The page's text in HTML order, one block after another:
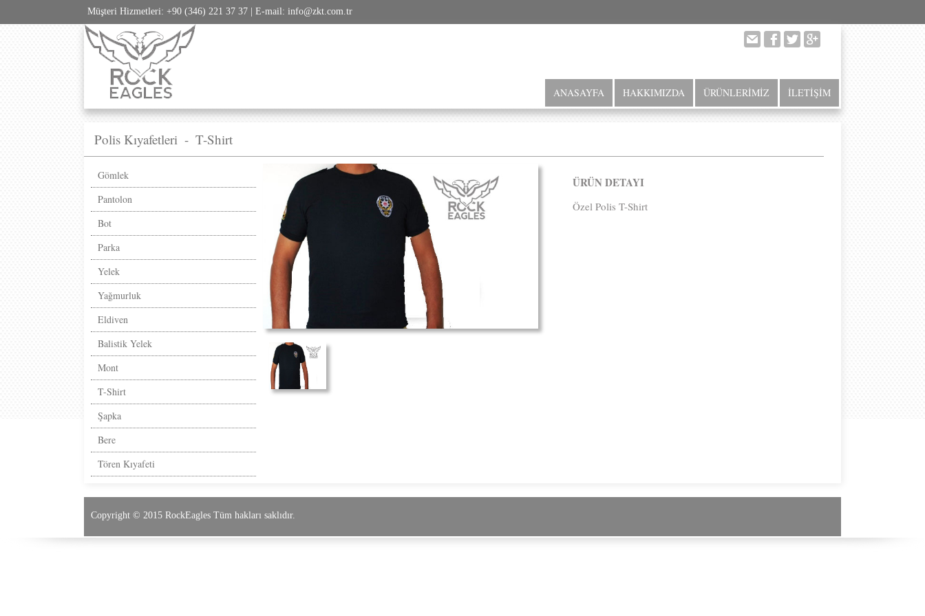
Müşteri Hizmetleri: +90 (346) 221 37 37 | E-mail: info@zkt.com.tr
ANASAYFA HAKKIMIZDA ÜRÜNLERİMİZ İLETİŞİM
Polis Kıyafetleri - T-Shirt
Gömlek
Pantolon
Bot
Parka
Yelek
Yağmurluk
Eldiven
Balistik Yelek
Mont
T-Shirt
Şapka
Bere
Tören Kıyafeti
ÜRÜN DETAYI
Özel Polis T-Shirt
Copyright © 2015 RockEagles Tüm hakları saklıdır.